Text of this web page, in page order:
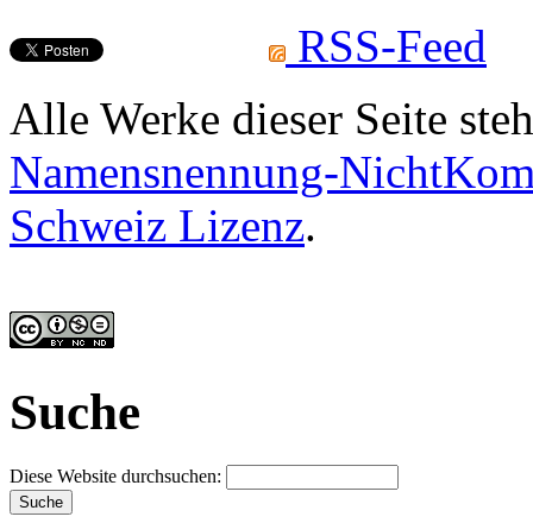
RSS-Feed
Alle Werke dieser Seite
Namensnennung-
Schweiz Lizenz.
Suche
Diese Website durchsuchen: